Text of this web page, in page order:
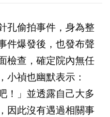
孔偷拍事件，身為整
件爆發後，也發布聲
檢查，確定院內無任
小禎也幽默表示：
！」並透露自己大多
因此沒有遇過相關事